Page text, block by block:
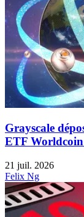
Grayscale
ETF
21 juil. 2026
Felix Ng